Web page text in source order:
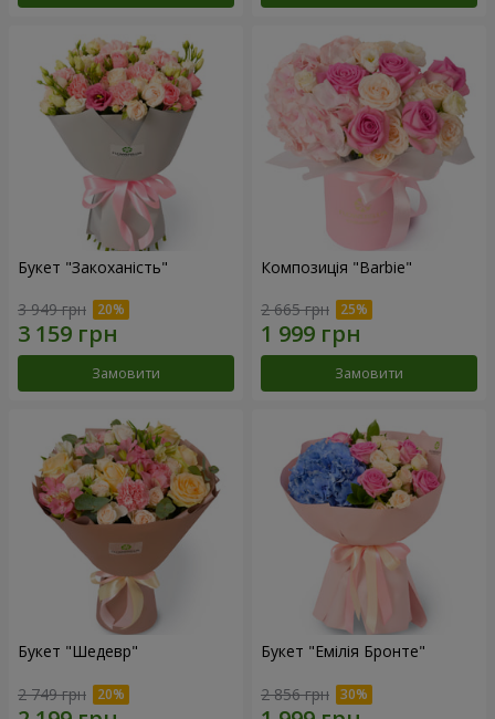
Букет "Закоханість"
3 949 грн
Замовити
Композиція "Barbie"
2 665 грн
Замовити
Букет "Шедевр"
2 749 грн
Букет "Емілія Бронте"
2 856 грн